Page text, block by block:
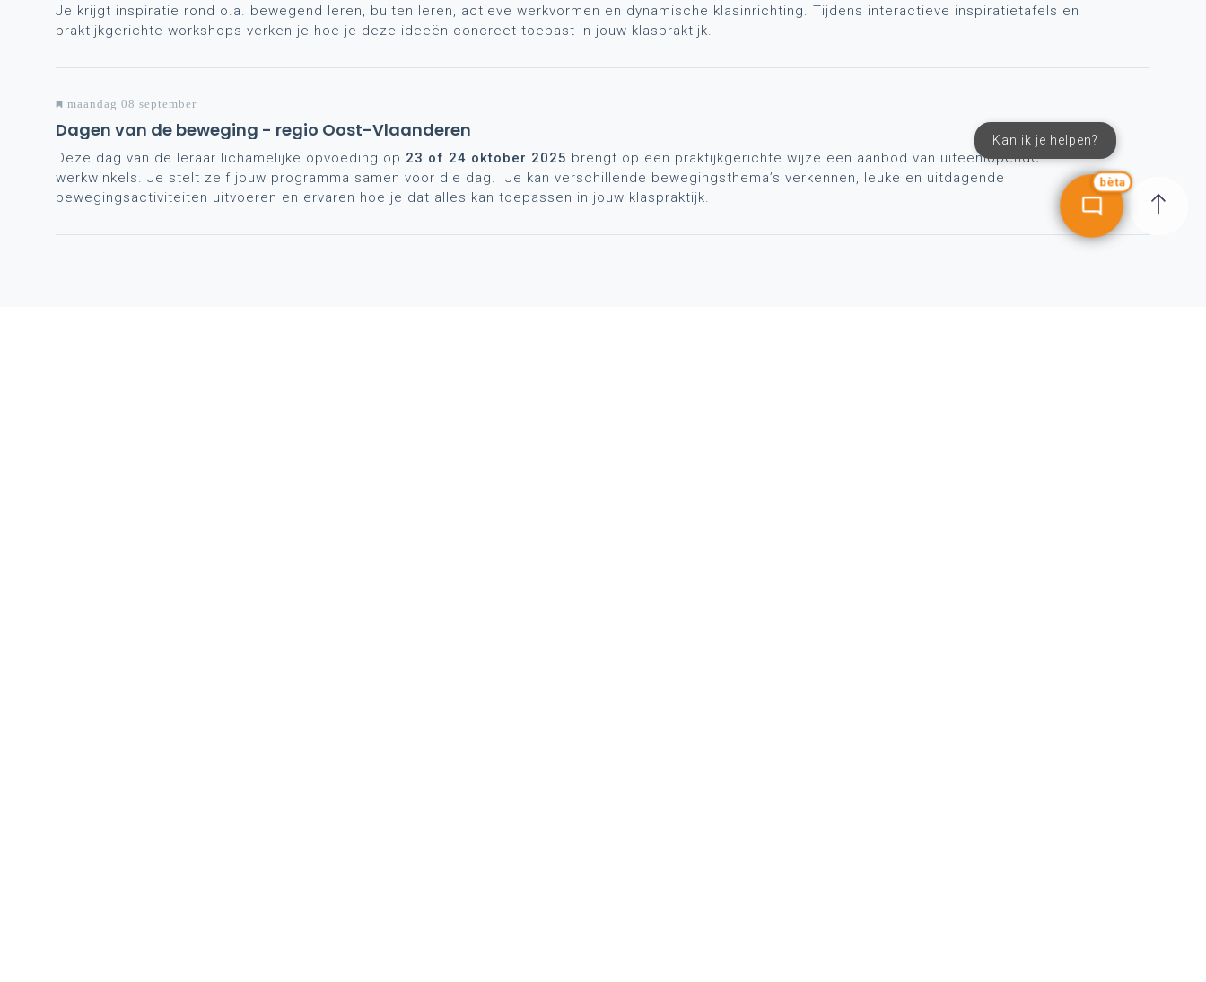
Je krijgt inspiratie rond o.a. bewegend leren, buiten leren, actieve werkvormen en dynamische klasinrichting. Tijdens interactieve inspiratietafels en
praktijkgerichte workshops verken je hoe je deze ideeën concreet toepast in jouw klaspraktijk.
maandag 08 september
Dagen van de beweging - regio Oost-Vlaanderen
Deze dag van de leraar lichamelijke opvoeding op 23 of 24 oktober 2025 brengt op een praktijkgerichte wijze een aanbod van uiteenlopende
werkwinkels. Je stelt zelf jouw programma samen voor die dag. Je kan verschillende bewegingsthema’s verkennen, leuke en uitdagende
bewegingsactiviteiten uitvoeren en ervaren hoe je dat alles kan toepassen in jouw klaspraktijk.
bèta
Kan ik je helpen?